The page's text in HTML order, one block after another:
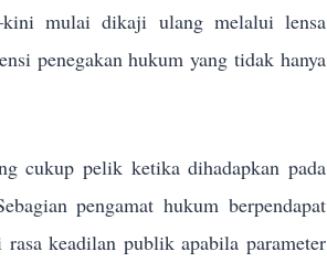
mulai dikaji ulang melalui lensa
penegakan hukum yang tidak hanya
cukup pelik ketika dihadapkan pada
pengamat hukum berpendapat
keadilan publik apabila parameter